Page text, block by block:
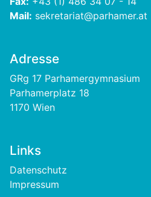
Mail: sekretariat@parhamer.at
Adresse
GRg 17 Parhamergymnasium
Parhamerplatz 18
1170 Wien
Links
Footer
Datenschutz
Impressum